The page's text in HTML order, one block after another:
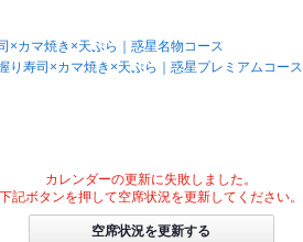
×カマ焼き×天ぷら｜惑星名物コース
り寿司×カマ焼き×天ぷら｜惑星プレミアムコース
カレンダーの更新に失敗しました。
下記ボタンを押して空席状況を更新してください。
空席状況を更新する